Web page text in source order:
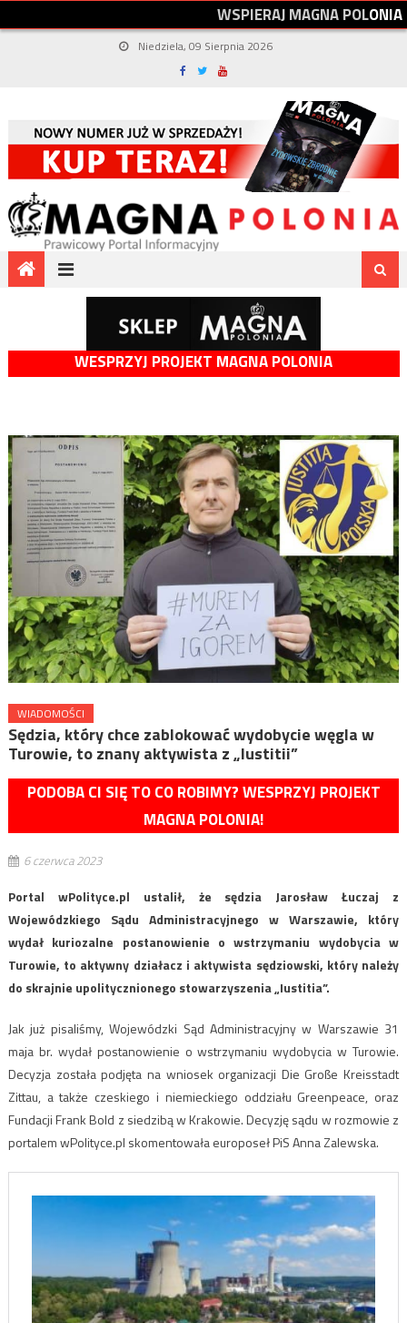
WSPIERAJMAGNAPOLONIA
Niedziela, 09 Sierpnia 2026
WESPRZYJ PROJEKT MAGNA POLONIA
WIADOMOŚCI
Sędzia, który chce zablokować wydobycie węgla w
Turowie, to znany aktywista z „Iustitii”
PODOBA CI SIĘ TO CO ROBIMY? WESPRZYJ PROJEKT
MAGNA POLONIA!
6 czerwca 2023
Portal wPolityce.pl ustalił, że sędzia Jarosław Łuczaj z
Wojewódzkiego Sądu Administracyjnego w Warszawie, który
wydał kuriozalne postanowienie o wstrzymaniu wydobycia w
Turowie, to aktywny działacz i aktywista sędziowski, który należy
do skrajnie upolitycznionego stowarzyszenia „Iustitia”.
Jak już pisaliśmy, Wojewódzki Sąd Administracyjny w Warszawie 31
maja br. wydał postanowienie o wstrzymaniu wydobycia w Turowie.
Decyzja została podjęta na wniosek organizacji Die Große Kreisstadt
Zittau, a także czeskiego i niemieckiego oddziału Greenpeace, oraz
Fundacji Frank Bold z siedzibą w Krakowie. Decyzję sądu w rozmowie z
portalem wPolityce.pl skomentowała europoseł PiS Anna Zalewska.